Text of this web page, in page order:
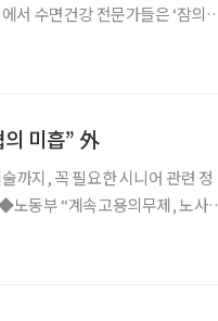
서 수면건강 전문가들은 ‘잠의
미흡” 外
까지, 꼭 필요한 시니어 관련 정